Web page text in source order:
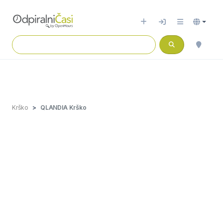
Krško QLANDIA Krško